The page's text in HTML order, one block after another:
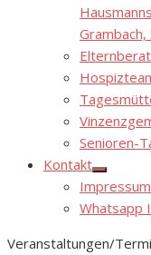
Senioren-
Kontakt
Show
sub
menu
Impressum
Whatsapp
Veranstaltungen/